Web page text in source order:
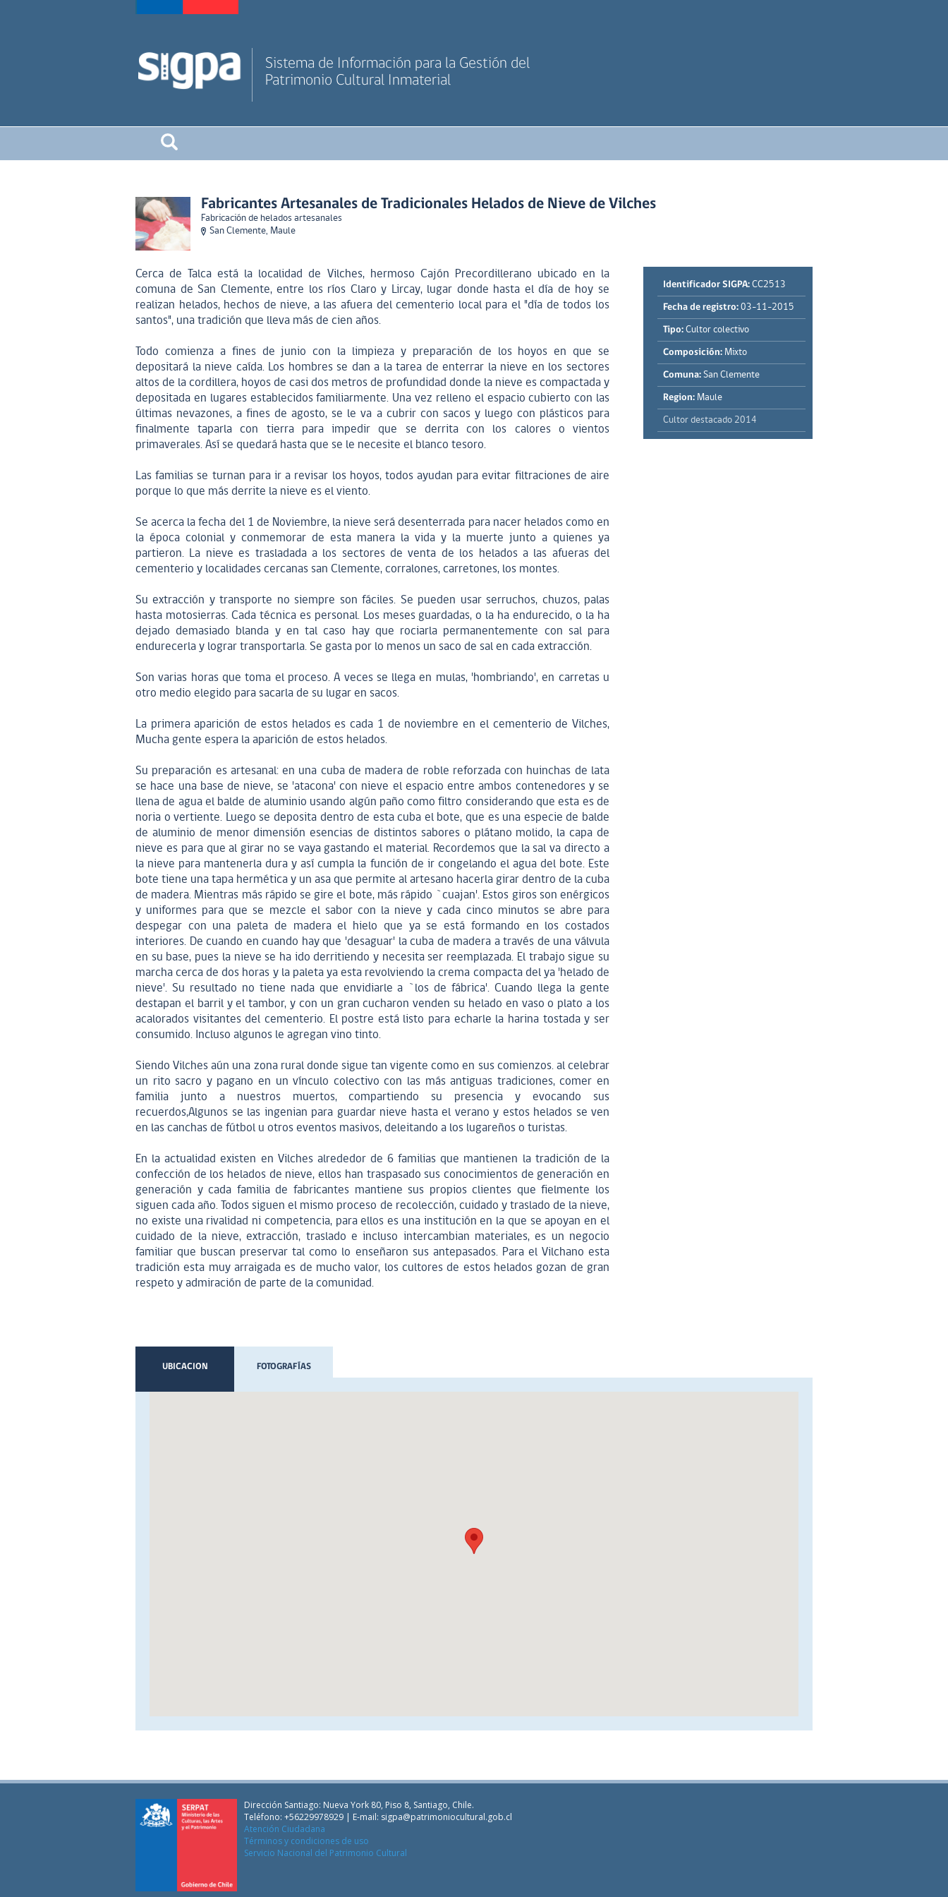
Sistema de Información para la Gestión del
Patrimonio Cultural Inmaterial
Fabricantes Artesanales de Tradicionales Helados de Nieve de Vilches
Fabricación de helados artesanales
San Clemente, Maule
Cerca de Talca está la localidad de Vilches, hermoso Cajón Precordillerano ubicado en la
comuna de San Clemente, entre los ríos Claro y Lircay, lugar donde hasta el día de hoy se
realizan helados, hechos de nieve, a las afuera del cementerio local para el "día de todos los
santos", una tradición que lleva más de cien años.
Todo comienza a fines de junio con la limpieza y preparación de los hoyos en que se
depositará la nieve caída. Los hombres se dan a la tarea de enterrar la nieve en los sectores
altos de la cordillera, hoyos de casi dos metros de profundidad donde la nieve es compactada y
depositada en lugares establecidos familiarmente. Una vez relleno el espacio cubierto con las
últimas nevazones, a fines de agosto, se le va a cubrir con sacos y luego con plásticos para
finalmente taparla con tierra para impedir que se derrita con los calores o vientos
primaverales. Así se quedará hasta que se le necesite el blanco tesoro.
Las familias se turnan para ir a revisar los hoyos, todos ayudan para evitar filtraciones de aire
porque lo que más derrite la nieve es el viento.
Se acerca la fecha del 1 de Noviembre, la nieve será desenterrada para nacer helados como en
la época colonial y conmemorar de esta manera la vida y la muerte junto a quienes ya
partieron. La nieve es trasladada a los sectores de venta de los helados a las afueras del
cementerio y localidades cercanas san Clemente, corralones, carretones, los montes.
Su extracción y transporte no siempre son fáciles. Se pueden usar serruchos, chuzos, palas
hasta motosierras. Cada técnica es personal. Los meses guardadas, o la ha endurecido, o la ha
dejado demasiado blanda y en tal caso hay que rociarla permanentemente con sal para
endurecerla y lograr transportarla. Se gasta por lo menos un saco de sal en cada extracción.
Son varias horas que toma el proceso. A veces se llega en mulas, 'hombriando', en carretas u
otro medio elegido para sacarla de su lugar en sacos.
La primera aparición de estos helados es cada 1 de noviembre en el cementerio de Vilches,
Mucha gente espera la aparición de estos helados.
Su preparación es artesanal: en una cuba de madera de roble reforzada con huinchas de lata
se hace una base de nieve, se 'atacona' con nieve el espacio entre ambos contenedores y se
llena de agua el balde de aluminio usando algún paño como filtro considerando que esta es de
noria o vertiente. Luego se deposita dentro de esta cuba el bote, que es una especie de balde
de aluminio de menor dimensión esencias de distintos sabores o plátano molido, la capa de
nieve es para que al girar no se vaya gastando el material. Recordemos que la sal va directo a
la nieve para mantenerla dura y así cumpla la función de ir congelando el agua del bote. Este
bote tiene una tapa hermética y un asa que permite al artesano hacerla girar dentro de la cuba
de madera. Mientras más rápido se gire el bote, más rápido `cuajan'. Estos giros son enérgicos
y uniformes para que se mezcle el sabor con la nieve y cada cinco minutos se abre para
despegar con una paleta de madera el hielo que ya se está formando en los costados
interiores. De cuando en cuando hay que 'desaguar' la cuba de madera a través de una válvula
en su base, pues la nieve se ha ido derritiendo y necesita ser reemplazada. El trabajo sigue su
marcha cerca de dos horas y la paleta ya esta revolviendo la crema compacta del ya 'helado de
nieve'. Su resultado no tiene nada que envidiarle a `los de fábrica'. Cuando llega la gente
destapan el barril y el tambor, y con un gran cucharon venden su helado en vaso o plato a los
acalorados visitantes del cementerio. El postre está listo para echarle la harina tostada y ser
consumido. Incluso algunos le agregan vino tinto.
Siendo Vilches aún una zona rural donde sigue tan vigente como en sus comienzos. al celebrar
un rito sacro y pagano en un vínculo colectivo con las más antiguas tradiciones, comer en
familia junto a nuestros muertos, compartiendo su presencia y evocando sus
recuerdos,Algunos se las ingenian para guardar nieve hasta el verano y estos helados se ven
en las canchas de fútbol u otros eventos masivos, deleitando a los lugareños o turistas.
En la actualidad existen en Vilches alrededor de 6 familias que mantienen la tradición de la
confección de los helados de nieve, ellos han traspasado sus conocimientos de generación en
generación y cada familia de fabricantes mantiene sus propios clientes que fielmente los
siguen cada año. Todos siguen el mismo proceso de recolección, cuidado y traslado de la nieve,
no existe una rivalidad ni competencia, para ellos es una institución en la que se apoyan en el
cuidado de la nieve, extracción, traslado e incluso intercambian materiales, es un negocio
familiar que buscan preservar tal como lo enseñaron sus antepasados. Para el Vilchano esta
tradición esta muy arraigada es de mucho valor, los cultores de estos helados gozan de gran
respeto y admiración de parte de la comunidad.
Identificador SIGPA: CC2513
Fecha de registro: 03-11-2015
Tipo: Cultor colectivo
Composición: Mixto
Comuna: San Clemente
Region: Maule
Cultor destacado 2014
UBICACION FOTOGRAFÍAS
Dirección Santiago: Nueva York 80, Piso 8, Santiago, Chile.
Teléfono: +56229978929 | E-mail: sigpa@patrimoniocultural.gob.cl
Atención Ciudadana
Términos y condiciones de uso
Servicio Nacional del Patrimonio Cultural